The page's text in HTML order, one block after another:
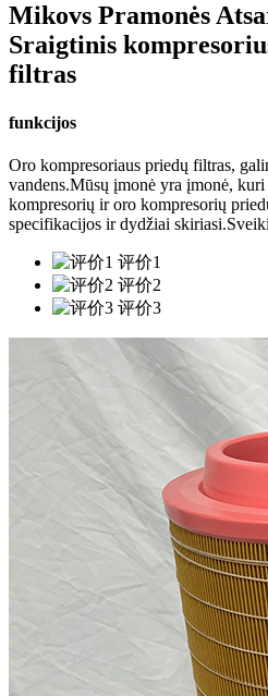
Mikovs Pramonės
Sraigtinis
filtras
funkcijos
Oro kompresoriaus priedų filtras,
vandens.Mūsų įmonė yra įmonė,
kompresorių ir oro kompresorių
specifikacijos ir dydžiai
评价1
评价2
评价3